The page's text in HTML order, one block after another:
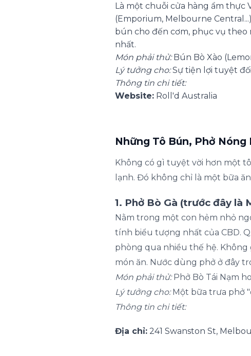
Là một chuỗi cửa hàng ẩm
(Emporium, Melbourne
bún cho đến cơm, phục vụ
nhất.
Món phải thử:Bún Bò Xào
Lý tưởng cho:Sự tiện lợi tuyệt
Thông tin chi tiết:
Website: Roll'd Australia
Những Tô Bún, Phở
Không có gì tuyệt vời hơn một
lạnh. Đó không chỉ là một bữa
1. Phở Bò Gà (trước đây
Nằm trong một con hẻm nhỏ
tính biểu tượng nhất của CBD.
phòng qua nhiều thế hệ.
món ăn. Nước dùng phở ở đây
Món phải thử:Phở Bò Tái Nạm
Lý tưởng cho:Một bữa trưa phở
Thông tin chi tiết:
Địa chỉ: 241 Swanston St,